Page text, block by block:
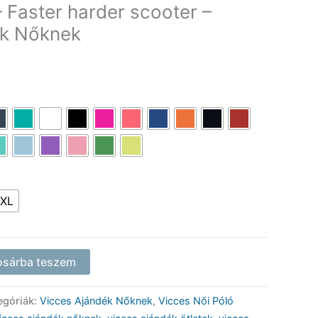
Faster harder scooter –
Nőknek
teszem
Vicces Ajándék Nőknek, Vicces Női Póló